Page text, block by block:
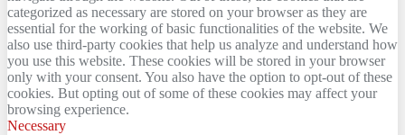
categorized as necessary are stored on your browser as they are
essential for the working of basic functionalities of the website. We
also use third-party cookies that help us analyze and understand how
you use this website. These cookies will be stored in your browser
only with your consent. You also have the option to opt-out of these
cookies. But opting out of some of these cookies may affect your
browsing experience.
Necessary